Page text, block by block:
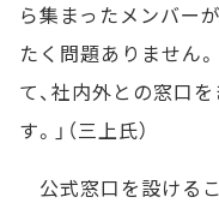
ら集まったメンバー
たく問題ありません
て、社内外との窓口
す。」（三上氏）
公式窓口を設ける